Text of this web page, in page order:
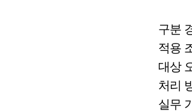
구분
적용
대상
처리
실무